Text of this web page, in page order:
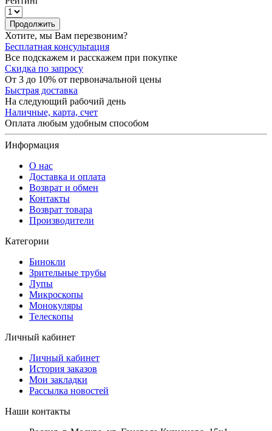
Продолжить
Хотите, мы Вам перезвоним?
Бесплатная консультация
Все подскажем и расскажем при покупке
Скидка по запросу
От 3 до 10% от первоначальной цены
Быстрая доставка
На следующий рабочий день
Наличные, карта, счет
Оплата любым удобным способом
Информация
О нас
Доставка и оплата
Возврат и обмен
Контакты
Возврат товара
Производители
Категории
Бинокли
Зрительные трубы
Лупы
Микроскопы
Монокуляры
Телескопы
Личный кабинет
Личный кабинет
История заказов
Мои закладки
Рассылка новостей
Наши контакты